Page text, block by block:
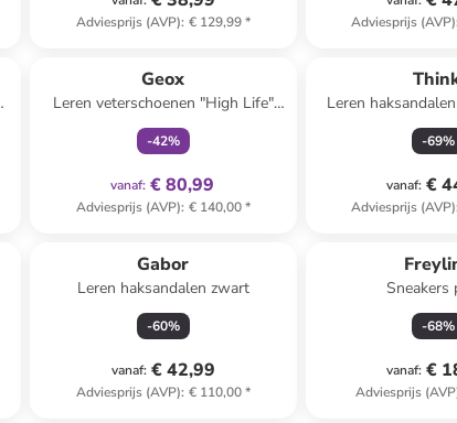
Adviesprijs (AVP): € 129,99* Adviesprijs (AVP):
Geox
Leren veterschoenen "High Life"
zwart
-42%
vanaf: € 80,99
Adviesprijs (AVP): € 140,00*
Leren
-69%
vanaf: €
Adviesprijs (AVP):
Gabor
Leren haksandalen zwart
-60%
vanaf: € 42,99
Adviesprijs (AVP): € 110,00*
Sneakers
-68%
vanaf: €
Adviesprijs